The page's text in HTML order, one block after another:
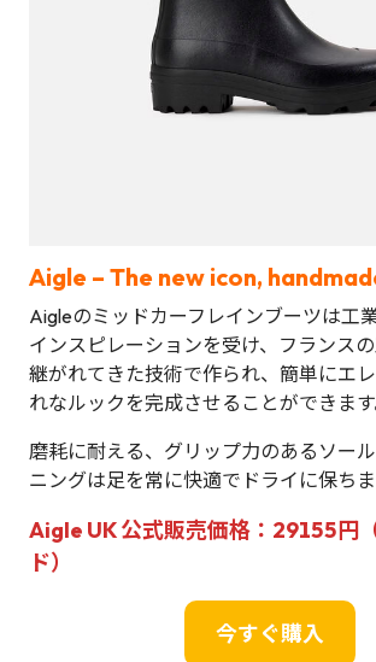
Aigle – The new icon,
Aigleのミッドカーフレインブーツは工
インスピレーションを受け、フランス
継がれてきた技術で作られ、簡単にエ
れなルックを完成させることができます
磨耗に耐える、グリップ力のあるソー
ニングは足を常に快適でドライに保ちま
Aigle UK 公式販売価格：29155円
ド）
今すぐ購入